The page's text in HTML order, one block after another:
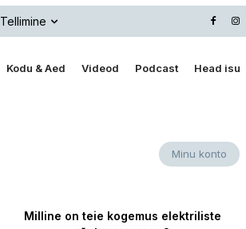
Tellimine
Kodu & Aed Videod Podcast Head isu
Minu konto
Milline on teie kogemus elektriliste